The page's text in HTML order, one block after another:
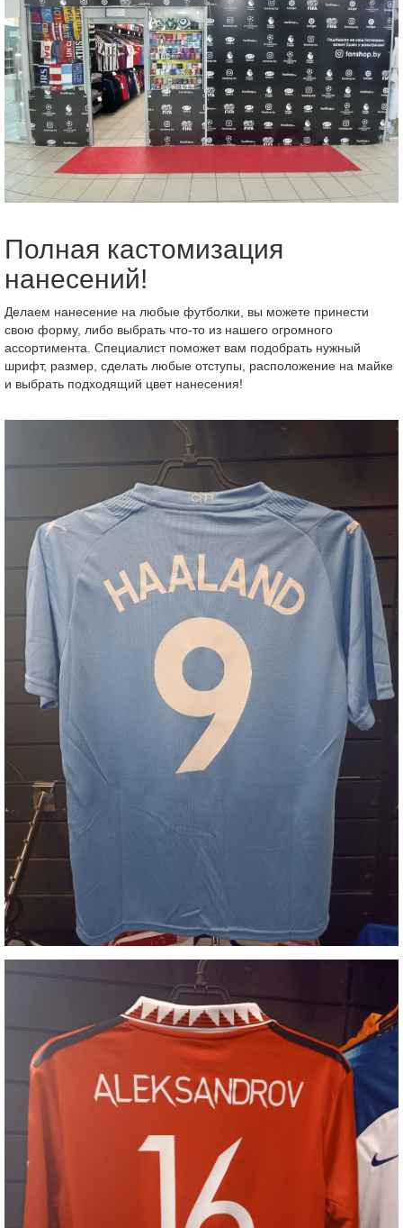
Полная кастомизация
нанесений!
Делаем нанесение на любые футболки, вы можете принести
свою форму, либо выбрать что-то из нашего огромного
ассортимента. Специалист поможет вам подобрать нужный
шрифт, размер, сделать любые отступы, расположение на майке
и выбрать подходящий цвет нанесения!